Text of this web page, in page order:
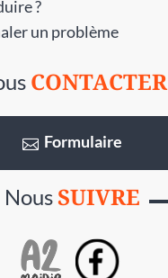
?
un problème
CONTACTER
Formulaire
NousSUIVRE